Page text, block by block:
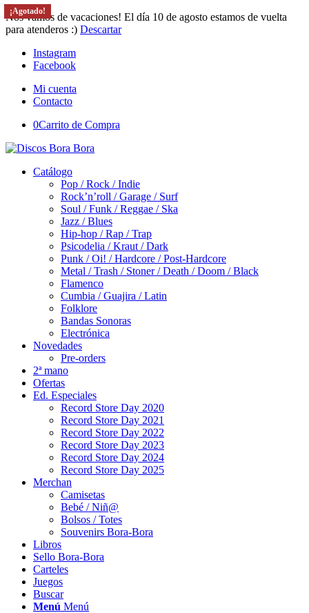
Nos vamos de vacaciones! El día 10 de agosto estamos de vuelta
para atenderos :) Descartar
Instagram
Facebook
Mi cuenta
Contacto
0Carrito de Compra
Catálogo
Pop / Rock / Indie
Rock’n’roll / Garage / Surf
Soul / Funk / Reggae / Ska
Jazz / Blues
Hip-hop / Rap / Trap
Psicodelia / Kraut / Dark
Punk / Oi! / Hardcore / Post-Hardcore
Metal / Trash / Stoner / Death / Doom / Black
Flamenco
Cumbia / Guajira / Latin
Folklore
Bandas Sonoras
Electrónica
Novedades
Pre-orders
2ª mano
Ofertas
Ed. Especiales
Record Store Day 2020
Record Store Day 2021
Record Store Day 2022
Record Store Day 2023
Record Store Day 2024
Record Store Day 2025
Merchan
Camisetas
Bebé / Niñ@
Bolsos / Totes
Souvenirs Bora-Bora
Libros
Sello Bora-Bora
Carteles
Juegos
Buscar
Menú Menú
¡Agotado!
¡Agotado!